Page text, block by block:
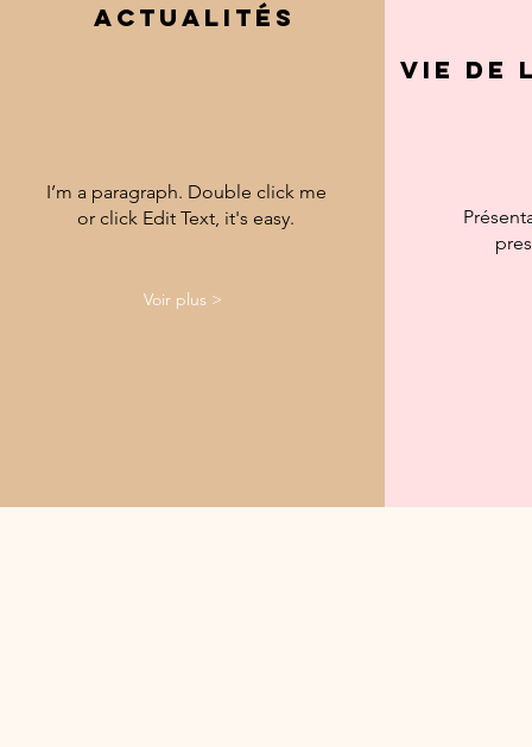
Actualités
I’m a paragraph. Double click me
or click Edit Text, it's easy.
Voir plus >
Vie de